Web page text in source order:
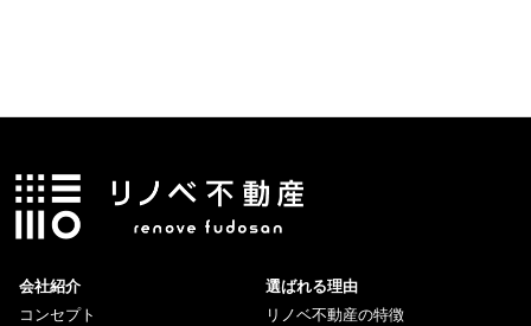
会社紹介
コンセプト
選ばれる理由
リノベ不動産の特徴